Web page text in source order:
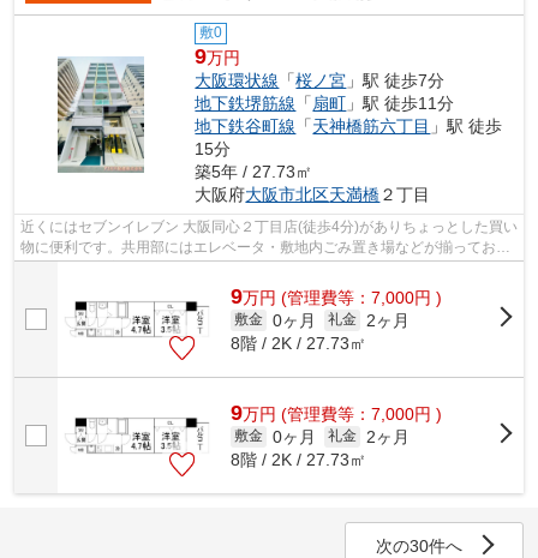
敷0
9万円
大阪環状線 「桜ノ宮 」駅 徒歩7分
地下鉄堺筋線 「 扇町 」駅 徒歩11分
地下鉄谷町線 「天神橋筋六丁目 」駅 徒歩
15分
築5年 / 27.73㎡
大阪府大阪市北区天満橋２丁目
近くにはセブンイレブン 大阪同心２丁目店(徒歩4分)がありちょっとした買い
物に便利です。共用部にはエレベータ・敷地内ごみ置き場などが揃ってお
9万円 (管理費等：7,000円 )
敷金 0ヶ月 礼金
2ヶ月
8階 / 2K / 27.73㎡
9万円 (管理費等：7,000円 )
敷金 0ヶ月 礼金
2ヶ月
8階 / 2K / 27.73㎡
次の30件へ